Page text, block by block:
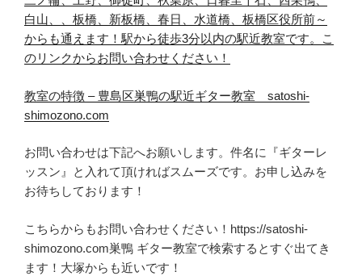
白山、、板橋、新板橋、春日、水道橋、板橋区役所前～
からも通えます！ 駅から徒歩3分以内の駅近教室です。
こ
のリンクからお問い合わせ ください！
教室の特徴 – 豊島区巣鴨の駅近ギター教室 satoshi-
shimozono.com
お問い合わせは下記へお願いします。件名に『ギターレ
ッスン』と入れて頂ければスムーズです。お申し込みを
お待ちしております！
こちらからもお問い合わせください！https://satoshi-
shimozono.com巣鴨 ギター教室で検索するとすぐ出てき
ます！大塚からも近いです！